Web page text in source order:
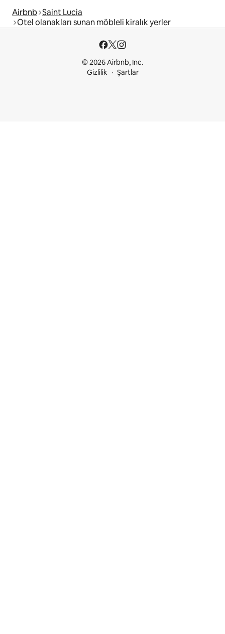
Airbnb Saint Lucia
Otel olanakları sunan möbleli kiralık yerler
© 2026 Airbnb, Inc.
Gizlilik
Şartlar